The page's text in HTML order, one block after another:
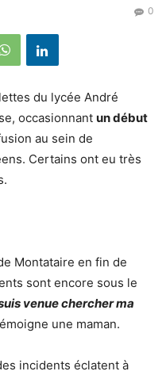
0
du lycée André
occasionnant un début
au sein de
Certains ont eu très
Montataire en fin de
sont encore sous le
venue chercher ma
une maman.
incidents éclatent à